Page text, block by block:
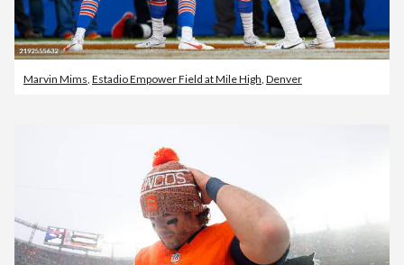
Marvin Mims, Estadio Empower Field at Mile High, Denver